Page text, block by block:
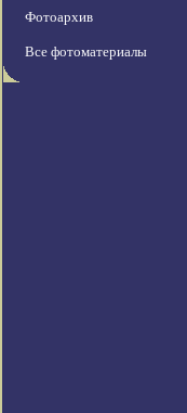
Фотоархив
Все фотоматериалы